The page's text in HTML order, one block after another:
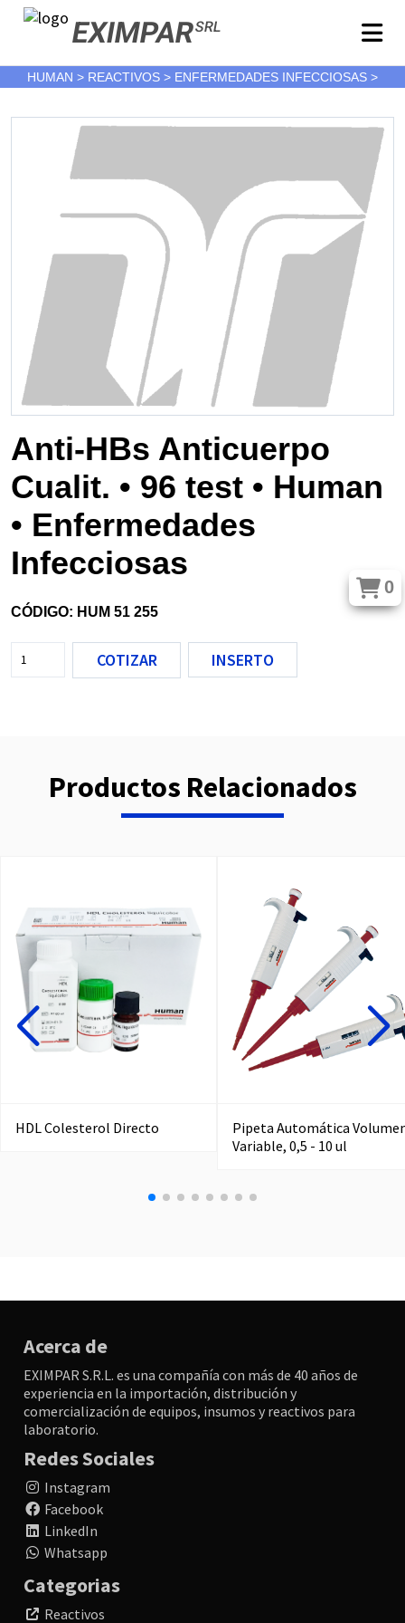
EXIMPARSRL
HUMAN > REACTIVOS > ENFERMEDADES INFECCIOSAS >
Anti-HBs Anticuerpo
Cualit. • 96 test • Human
• Enfermedades
Infecciosas
CÓDIGO: HUM 51 255
COTIZAR INSERTO
Productos Relacionados
HDL Colesterol Directo
Pipeta Automática
Variable, 0,5 - 10 ul
0
Acerca de
EXIMPAR S.R.L. es una compañía con más de 40 años de
experiencia en la importación, distribución y
comercialización de equipos, insumos y reactivos para
laboratorio.
Redes Sociales
Instagram
Facebook
LinkedIn
Whatsapp
Categorias
Reactivos